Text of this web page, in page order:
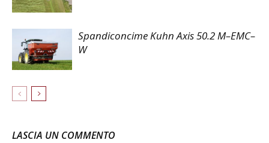
Spandiconcime Kuhn Axis 50.2 M–EMC–
W
LASCIA UN COMMENTO